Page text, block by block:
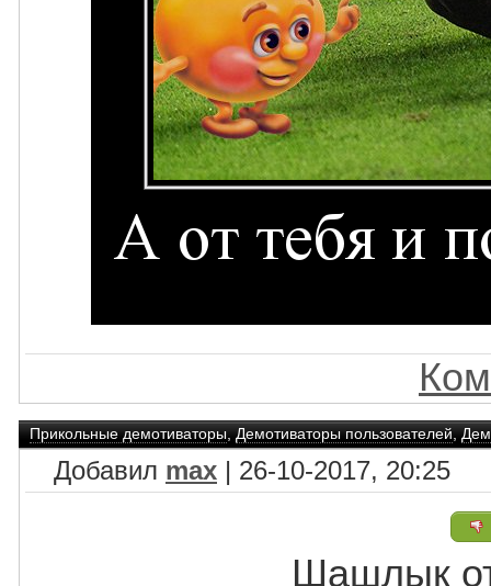
Прикольные демотиваторы,Демотиваторы пользователей,
Добавил max | 26-10-2017, 20:25
Шашлык